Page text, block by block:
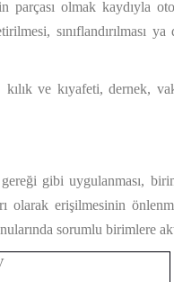
olmak kaydıyla
sınıflandırılması
ve kıyafeti, dernek,
gibi uygulanması, birim
erişilmesinin
sorumlu birimlere